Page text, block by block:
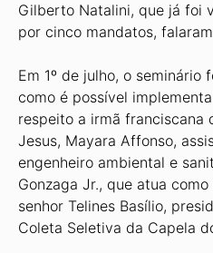
Gilberto Natalini, que já foi
por cinco mandatos,
Em 1º de julho, o seminário
como é possível
respeito a irmã franciscana
Jesus, Mayara Affonso,
engenheiro ambiental e
Gonzaga Jr., que atua
senhor Telines Basílio,
Coleta Seletiva da Capela